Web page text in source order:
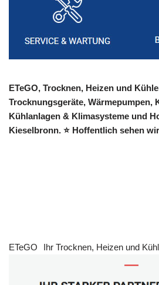
ETeGO, Trocknen, Heizen und
Trocknungsgeräte, Wärmepumpen,
Kühlanlagen & Klimasysteme und
Kieselbronn. ⭐ Hoffentlich sehen
ETeGO Ihr Trocknen, Heizen und